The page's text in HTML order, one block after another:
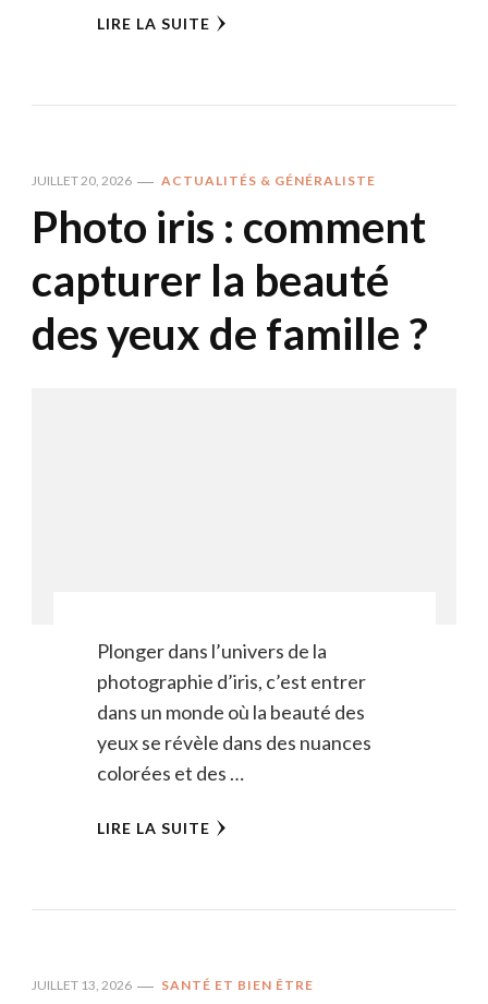
LIRE LA SUITE
JUILLET 20, 2026 ACTUALITÉS & GÉNÉRALISTE
Photo iris : comment
capturer la beauté
des yeux de famille ?
Plonger dans l’univers de la
photographie d’iris, c’est entrer
dans un monde où la beauté des
yeux se révèle dans des nuances
colorées et des …
LIRE LA SUITE
JUILLET 13, 2026 SANTÉ ET BIEN ÊTRE